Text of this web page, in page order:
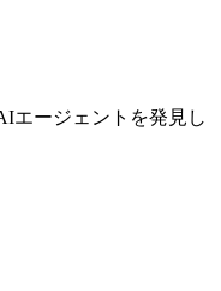
エージェントを発見し